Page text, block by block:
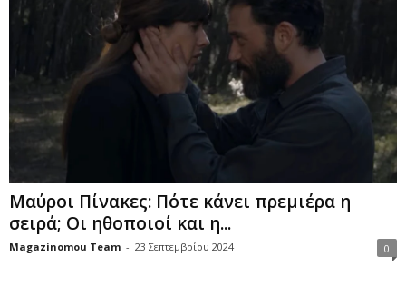
Μαύροι Πίνακες: Πότε κάνει πρεμιέρα η
σειρά; Οι ηθοποιοί και η...
Magazinomou Team - 23 Σεπτεμβρίου 2024 0